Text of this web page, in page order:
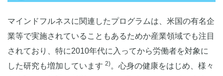
マインドフルネスに関連したプログラムは、米国の有名企
業等で実施されていることもあるためか産業領域でも注目
されており、特に2010年代に入ってから労働者を対象に
した研究も増加しています 2)。心身の健康をはじめ、様々